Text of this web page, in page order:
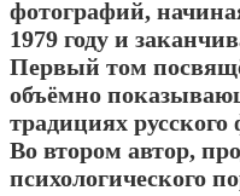
фотографий,
1979 году и
Первый том
объёмно
традициях
Во втором автор,
психологического